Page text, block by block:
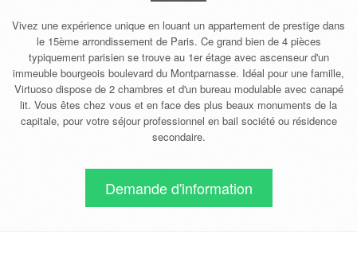
Vivez une expérience unique en louant un appartement de prestige dans
le 15ème arrondissement de Paris. Ce grand bien de 4 pièces
typiquement parisien se trouve au 1er étage avec ascenseur d'un
immeuble bourgeois boulevard du Montparnasse. Idéal pour une famille,
Virtuoso dispose de 2 chambres et d'un bureau modulable avec canapé
lit. Vous êtes chez vous et en face des plus beaux monuments de la
capitale, pour votre séjour professionnel en bail société ou résidence
secondaire.
Demande d'information